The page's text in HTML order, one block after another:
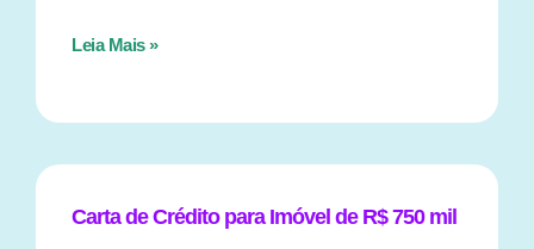
Leia Mais »
Carta de Crédito para Imóvel de R$ 750 mil